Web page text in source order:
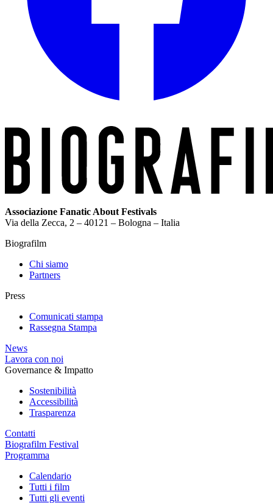
Associazione Fanatic About Festivals
Via della Zecca, 2 – 40121 – Bologna – Italia
Biografilm
Chi siamo
Partners
Press
Comunicati stampa
Rassegna Stampa
News
Lavora con noi
Governance & Impatto
Sostenibilità
Accessibilità
Trasparenza
Contatti
Biografilm Festival
Programma
Calendario
Tutti i film
Tutti gli eventi